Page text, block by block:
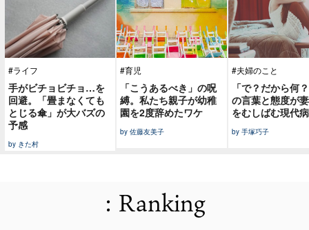
#ライフ
手がビチョビチョ…を
回避。「畳まなくても
とじる傘」が大バズの
予感
by きた村
#育児
「こうあるべき」の呪
縛。私たち親子が幼稚
園を2度辞めたワケ
by 佐藤友美子
#夫婦のこと
「で？だから何
の言葉と態度が
をむしばむ現代病
by 手塚巧子
: Ranking